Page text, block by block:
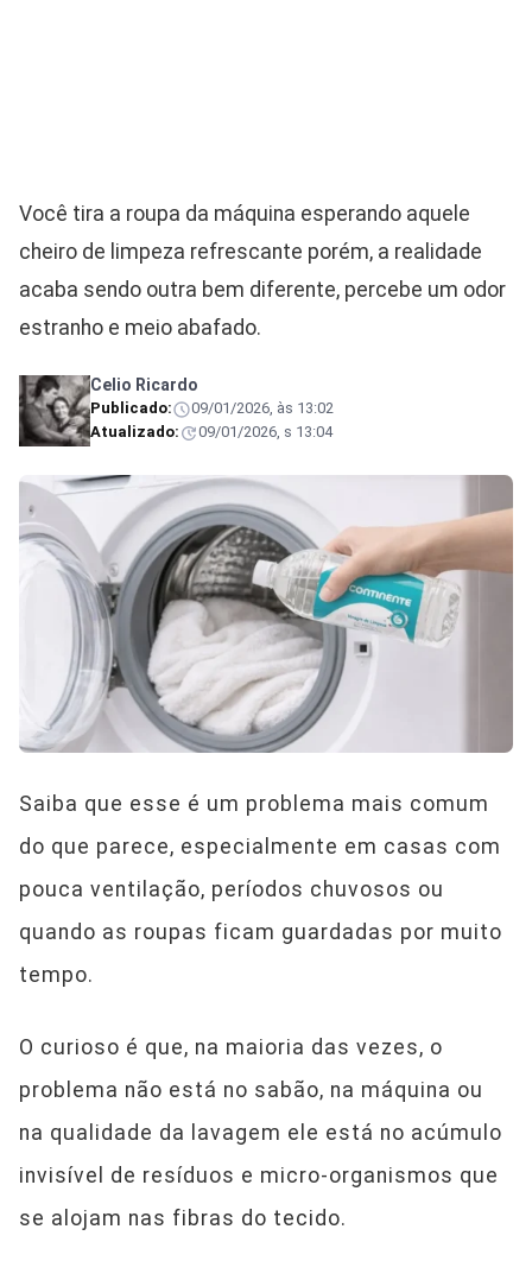
Você tira a roupa da máquina esperando aquele
cheiro de limpeza refrescante porém, a realidade
acaba sendo outra bem diferente, percebe um odor
estranho e meio abafado.
Celio Ricardo
Publicado:
09/01/2026, às 13:02
Atualizado:
09/01/2026, s 13:04
Saiba que esse é um problema mais comum
do que parece, especialmente em casas com
pouca ventilação, períodos chuvosos ou
quando as roupas ficam guardadas por muito
tempo.
O curioso é que, na maioria das vezes, o
problema não está no sabão, na máquina ou
na qualidade da lavagem ele está no acúmulo
invisível de resíduos e micro-organismos que
se alojam nas fibras do tecido.